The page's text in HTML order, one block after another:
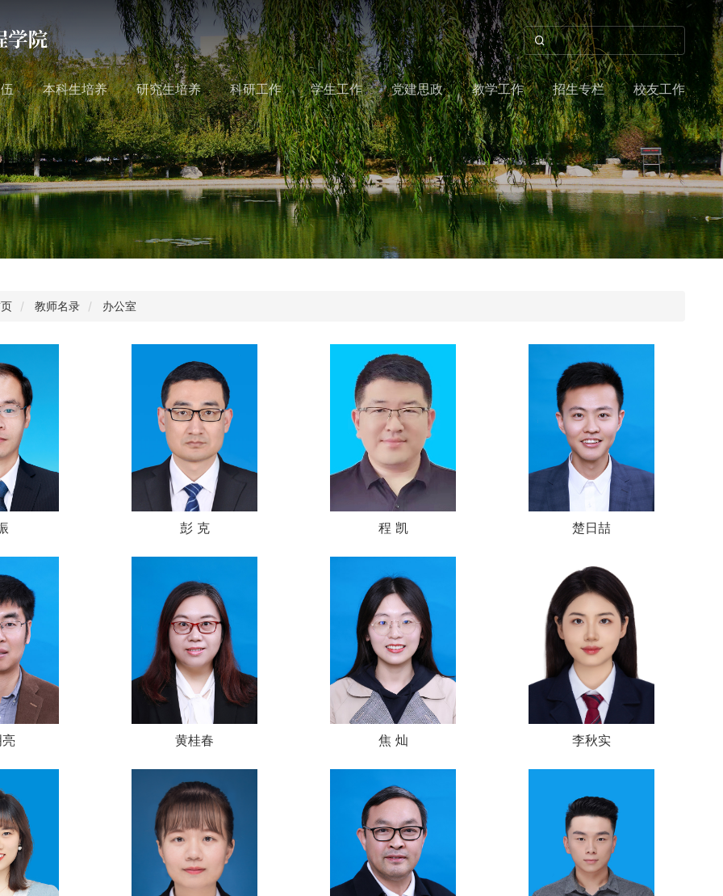
本科生培养 研究生培养 科研工作 学生工作 党建思政 教学工作 招生专栏 校友工作
教师名录 办公室
彭 克 程 凯 楚日喆
黄桂春 焦 灿 李秋实